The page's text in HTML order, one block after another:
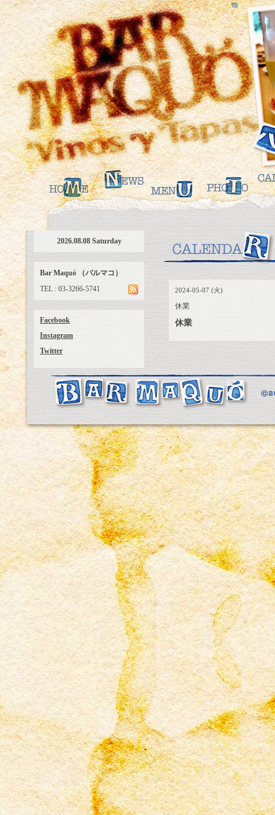
2024-05-07 (火)
休業
休業
2026.08.08 Saturday
Bar Maquó （バルマコ）
TEL : 03-3266-5741
Facebook
Instagram
Twitter